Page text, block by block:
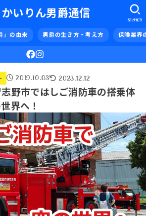
かいりん男爵通信
」の由来 男爵の生き方・考え方 保険業界
SEARCH
2019.10.03 2023.12.12
野市ではしご消防車の搭乗体
界へ！